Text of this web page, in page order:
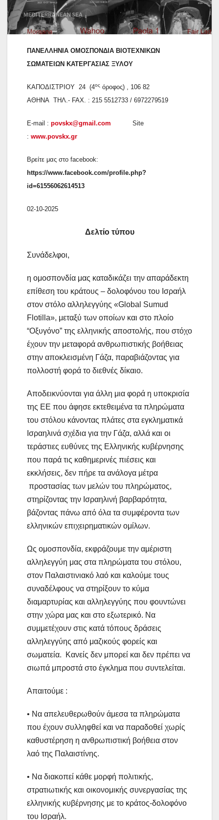
ΠΑΝΕΛΛΗΝΙΑ ΟΜΟΣΠΟΝΔΙΑ ΒΙΟΤΕΧΝΙΚΩΝ
ΣΩΜΑΤΕΙΩΝ ΚΑΤΕΡΓΑΣΙΑΣ ΞΥΛΟΥ
ΚΑΠΟΔΙΣΤΡΙΟΥ 24 (4ος όροφος) , 106 82
ΑΘΗΝΑ ΤΗΛ.- FAX. : 215 5512733 / 6972279519
E-mail : povskx@gmail.com
Site
: www.povskx.gr
Βρείτε μας στο facebook:
https://www.facebook.com/profile.php?
id=61556062614513
02-10-2025
Δελτίο τύπου
Συνάδελφοι,
η ομοσπονδία μας καταδικάζει την απαράδεκτη
επίθεση του κράτους – δολοφόνου του Ισραήλ
στον στόλο αλληλεγγύης «Global Sumud
Flotilla», μεταξύ των οποίων και στο πλοίο
“Οξυγόνο” της ελληνικής αποστολής, που στόχο
έχουν την μεταφορά ανθρωπιστικής βοήθειας
στην αποκλεισμένη Γάζα, παραβιάζοντας για
πολλοστή φορά το διεθνές δίκαιο.
Αποδεικνύονται για άλλη μια φορά η υποκρισία
της ΕΕ που άφησε εκτεθειμένα τα πληρώματα
του στόλου κάνοντας πλάτες στα εγκληματικά
Ισραηλινά σχέδια για την Γάζα, αλλά και οι
τεράστιες ευθύνες της Ελληνικής κυβέρνησης
που παρά τις καθημερινές πιέσεις και
εκκλήσεις, δεν πήρε τα ανάλογα μέτρα
προστασίας των μελών του πληρώματος,
στηρίζοντας την Ισραηλινή βαρβαρότητα,
βάζοντας πάνω από όλα τα συμφέροντα των
ελληνικών επιχειρηματικών ομίλων.
Ως ομοσπονδία, εκφράζουμε την αμέριστη
αλληλεγγύη μας στα πληρώματα του στόλου,
στον Παλαιστινιακό λαό και καλούμε τους
συναδέλφους να στηρίξουν το κύμα
διαμαρτυρίας και αλληλεγγύης που φουντώνει
στην χώρα μας και στο εξωτερικό. Να
συμμετέχουν στις κατά τόπους δράσεις
αλληλεγγύης από μαζικούς φορείς και
σωματεία. Κανείς δεν μπορεί και δεν πρέπει να
σιωπά μπροστά στο έγκλημα που συντελείται.
Απαιτούμε :
• Να απελευθερωθούν άμεσα τα πληρώματα
που έχουν συλληφθεί και να παραδοθεί χωρίς
καθυστέρηση η ανθρωπιστική βοήθεια στον
λαό της Παλαιστίνης.
• Να διακοπεί κάθε μορφή πολιτικής,
στρατιωτικής και οικονομικής συνεργασίας της
ελληνικής κυβέρνησης με το κράτος-δολοφόνο
του Ισραήλ.